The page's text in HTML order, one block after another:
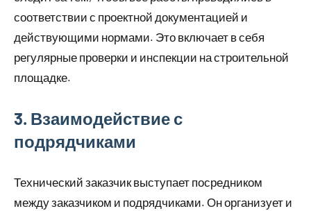
соответствии с проектной документацией и
действующими нормами. Это включает в себя
регулярные проверки и инспекции на строительной
площадке.
3. Взаимодействие с
подрядчиками
Технический заказчик выступает посредником
между заказчиком и подрядчиками. Он организует и